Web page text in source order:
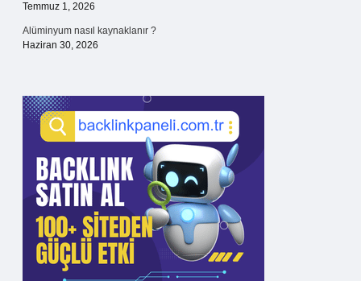
Temmuz 1, 2026
Alüminyum nasıl kaynaklanır ?
Haziran 30, 2026